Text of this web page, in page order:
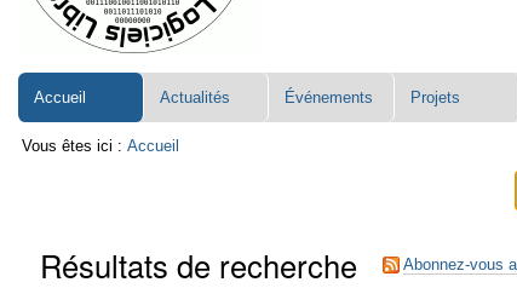
Accueil Actualités Événements Projets
Vous êtes ici : Accueil
Résultats de recherche Abonnez-vous